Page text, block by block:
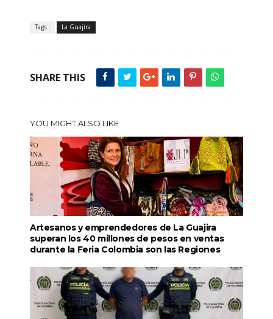
Tags : La Guajira
SHARE THIS
YOU MIGHT ALSO LIKE
Artesanos y emprendedores de La Guajira
superan los 40 millones de pesos en ventas
durante la Feria Colombia son las Regiones